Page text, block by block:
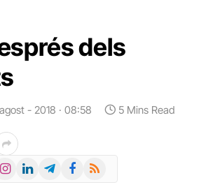
dels
- 2018 · 08:58 5 Mins Read
Instagram
LinkedInTelegramFacebook
RSS